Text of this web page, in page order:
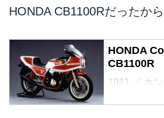
HONDA CB1100Rだったから
HONDA
CB1100R
1981 ／ ホ
RS1000の